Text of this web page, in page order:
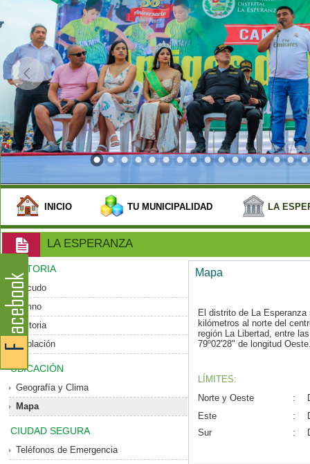
INICIO TU MUNICIPALIDAD LA
LA ESPERANZA
HISTORIA
Escudo
Himno
Historia
Población
UBICACIÓN
Geografía y Clima
Mapa
CIUDAD SEGURA
Teléfonos de Emergencia
Mapa
El distrito de La
kilómetros al norte del
región La Libertad, entre
79º02'28" de longitud
LÍMITES:
Norte y Oeste
:
Este
:
Sur
: